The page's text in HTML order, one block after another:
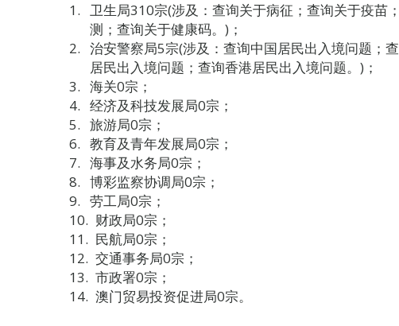
卫生局310宗(涉及：查询关于病征；查询关于疫苗
测；查询关于健康码。)；
治安警察局5宗(涉及：查询中国居民出入境问题；
居民出入境问题；查询香港居民出入境问题。)；
海关0宗；
经济及科技发展局0宗；
旅游局0宗；
教育及青年发展局0宗；
海事及水务局0宗；
博彩监察协调局0宗；
劳工局0宗；
财政局0宗；
民航局0宗；
交通事务局0宗；
市政署0宗；
澳门贸易投资促进局0宗。